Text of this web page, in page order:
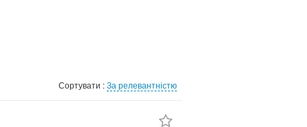
Сортувати :За релевантністю